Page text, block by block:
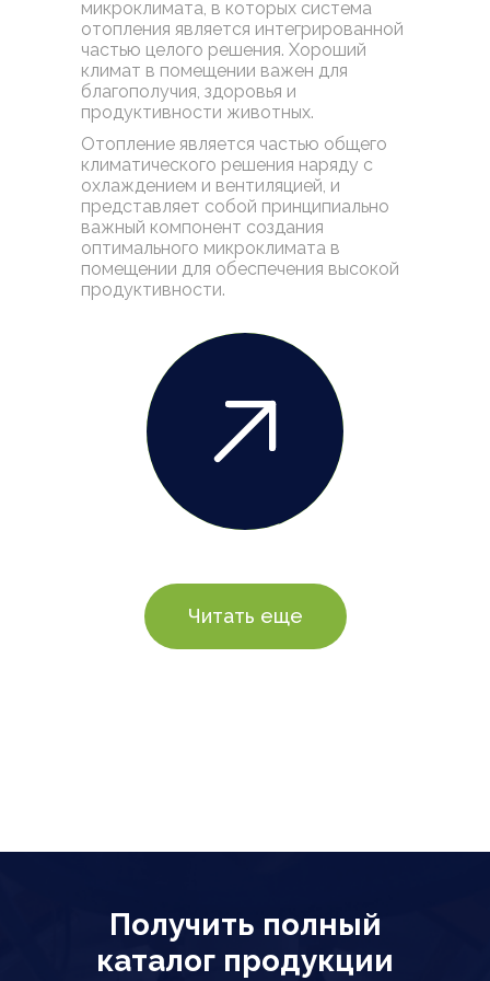
микроклимата, в которых система
отопления является интегрированной
частью целого решения. Хороший
климат в помещении важен для
благополучия, здоровья и
продуктивности животных.
Отопление является частью общего
климатического решения наряду с
охлаждением и вентиляцией, и
представляет собой принципиально
важный компонент создания
оптимального микроклимата в
помещении для обеспечения высокой
продуктивности.
Читать еще
Получить полный
каталог продукции